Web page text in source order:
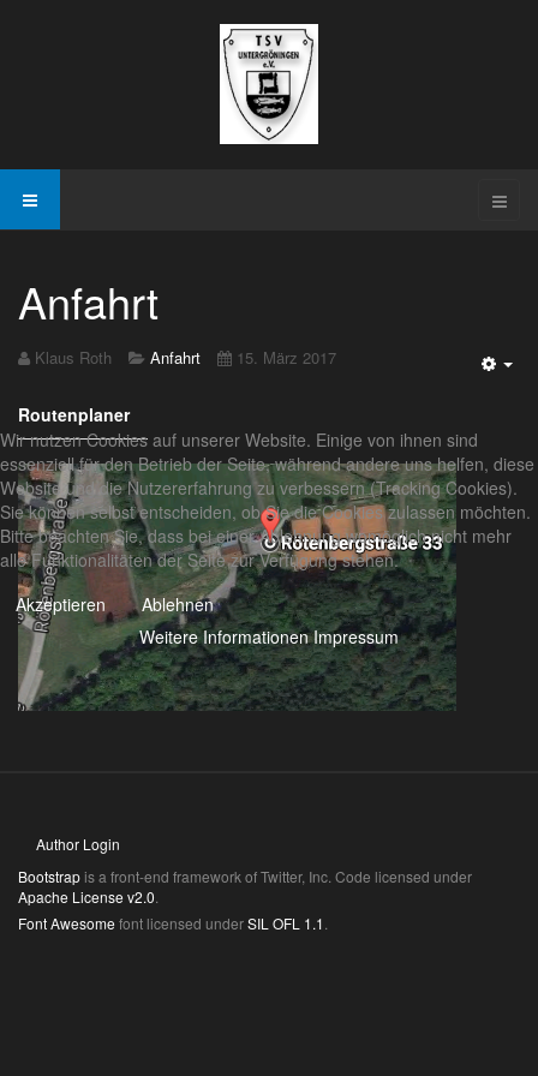
Anfahrt
Klaus Roth Anfahrt 15. März 2017
Routenplaner
Author Login
Bootstrapis a front-end framework of Twitter, Inc. Code licensed under
Apache License v2.0
Font Awesome font licensed underSIL OFL 1.1
Wir nutzen Cookies auf unserer Website. Einige von ihnen sind
essenziell für den Betrieb der Seite, während andere uns helfen, diese
Website und die Nutzererfahrung zu verbessern (Tracking Cookies).
Sie können selbst entscheiden, ob Sie die Cookies zulassen möchten.
Bitte beachten Sie, dass bei einer Ablehnung womöglich nicht mehr
alle Funktionalitäten der Seite zur Verfügung stehen.
Akzeptieren
Ablehnen
Weitere Informationen Impressum